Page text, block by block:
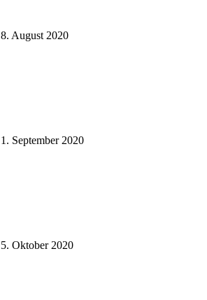
8. August 2020
1. September 2020
5. Oktober 2020